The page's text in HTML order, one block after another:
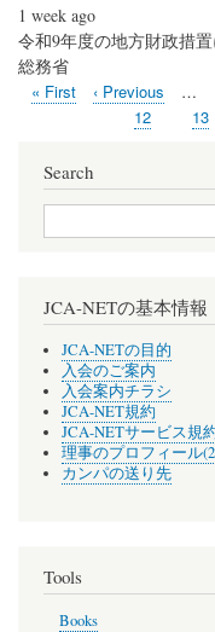
1 week ago
令和9年度の地方財政措
総務省
Pagination
First
« First
Previous
‹ Previous …
Page
12 13
Search
Search
JCA-NETの基本情報
JCA-NETの目的
入会のご案内
入会案内チラシ
JCA-NET規約
JCA-NETサービス規
理事のプロフィール
カンパの送り先
Tools
Books